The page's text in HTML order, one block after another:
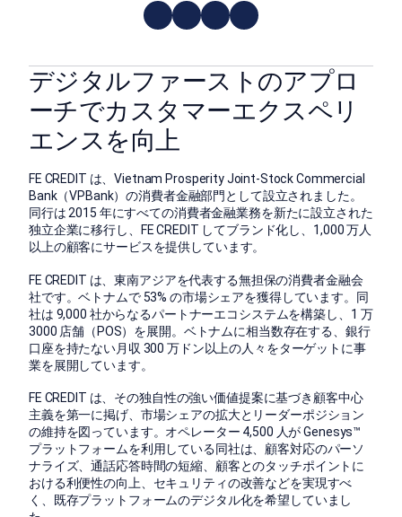
デジタルファーストのアプロ
ーチでカスタマーエクスペリ
エンスを向上
FE CREDIT は、Vietnam Prosperity Joint-Stock Commercial
Bank（VPBank）の消費者金融部門として設立されました。
同行は 2015 年にすべての消費者金融業務を新たに設立された
独立企業に移行し、FE CREDIT してブランド化し、1,000 万人
以上の顧客にサービスを提供しています。
FE CREDIT は、東南アジアを代表する無担保の消費者金融会
社です。ベトナムで 53% の市場シェアを獲得しています。同
社は 9,000 社からなるパートナーエコシステムを構築し、1 万
3000 店舗（POS）を展開。ベトナムに相当数存在する、銀行
口座を持たない月収 300 万ドン以上の人々をターゲットに事
業を展開しています。
FE CREDIT は、その独自性の強い価値提案に基づき顧客中心
主義を第一に掲げ、市場シェアの拡大とリーダーポジション
の維持を図っています。オペレーター 4,500 人が Genesys™
プラットフォームを利用している同社は、顧客対応のパーソ
ナライズ、通話応答時間の短縮、顧客とのタッチポイントに
おける利便性の向上、セキュリティの改善などを実現すべ
く、既存プラットフォームのデジタル化を希望していまし